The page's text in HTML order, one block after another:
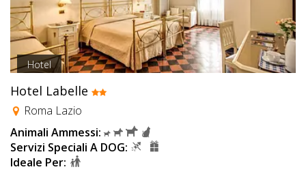
Hotel
Hotel Labelle
Roma Lazio
Animali Ammessi:
Servizi Speciali A DOG:
Ideale Per: